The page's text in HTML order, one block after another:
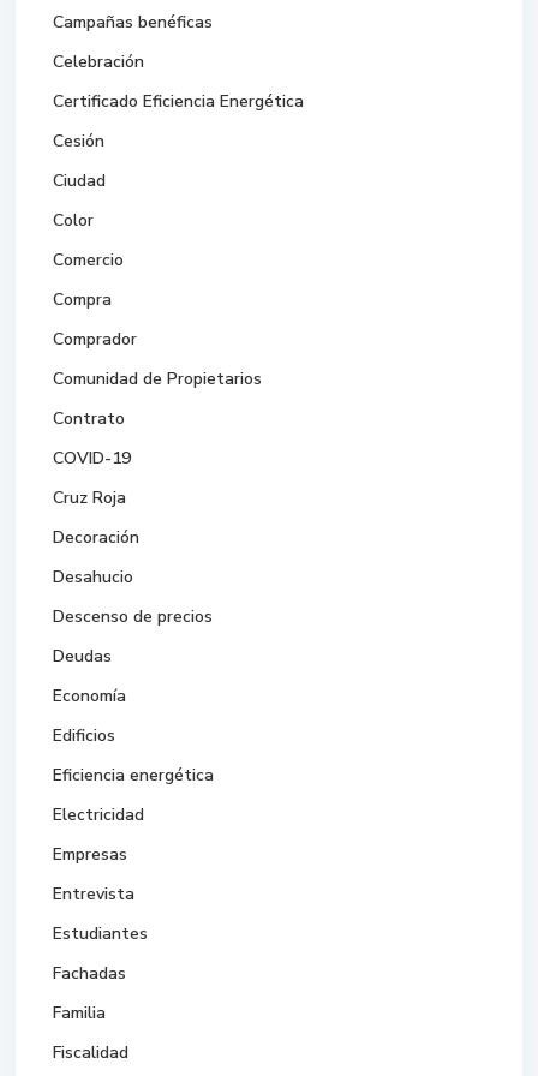
Campañas benéficas
Celebración
Certificado Eficiencia Energética
Cesión
Ciudad
Color
Comercio
Compra
Comprador
Comunidad de Propietarios
Contrato
COVID-19
Cruz Roja
Decoración
Desahucio
Descenso de precios
Deudas
Economía
Edificios
Eficiencia energética
Electricidad
Empresas
Entrevista
Estudiantes
Fachadas
Familia
Fiscalidad